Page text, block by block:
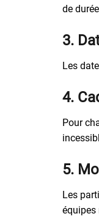
de
3.
Les
4.
Pour
5.
Les
équipes